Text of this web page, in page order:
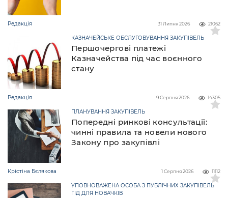
Редакція 21062
31 Липня 2026
Першочергові платежі
Казначейства під час воєнного
стану
КАЗНАЧЕЙСЬКЕ ОБСЛУГОВУВАННЯ ЗАКУПІВЕЛЬ
Редакція 14305
9 Серпня 2026
Попередні ринкові консультації:
чинні правила та новели нового
Закону про закупівлі
ПЛАНУВАННЯ ЗАКУПІВЕЛЬ
Крістіна Бєлякова 11112
1 Серпня 2026
УПОВНОВАЖЕНА ОСОБА З ПУБЛІЧНИХ ЗАКУПІВЕЛЬ
ГІД ДЛЯ НОВАЧКІВ